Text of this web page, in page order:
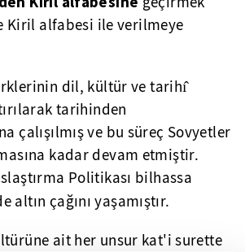
Kiril alfabesi ile verilmeye
dil, kültür ve tarihı̂
tarihinden
çalışılmış ve bu süreç Sovyetler
kadar devam etmiştir.
Politikası bilhassa
altın çağını yaşamıştır.
ait her unsur kat'i surette